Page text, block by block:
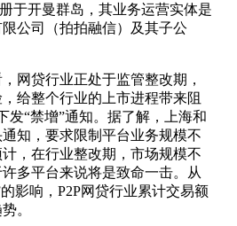
于开曼群岛，其业务运营实体是
公司（拍拍融信）及其子公
贷行业正处于监管整改期，
给整个行业的上市进程带来阻
发“禁增”通知。据了解，上海和
知，要求限制平台业务规模不
，在行业整改期，市场规模不
多平台来说将是致命一击。从
影响，P2P网贷行业累计交易额
。